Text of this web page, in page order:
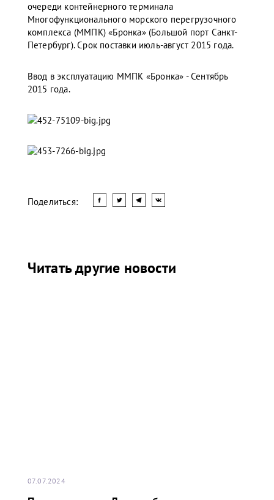
очереди контейнерного терминала
Многофункционального морского перегрузочного
комплекса (ММПК) «Бронка» (Большой порт Санкт-
Петербург). Срок поставки июль-август 2015 года.
Ввод в эксплуатацию ММПК «Бронка» - Сентябрь
2015 года.
Поделиться:
Читать другие новости
07.07.2024